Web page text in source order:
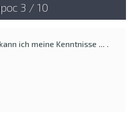
3 / 10
ich meine Kenntnisse ... .